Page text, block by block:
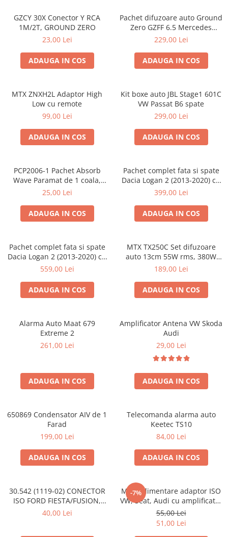
GZCY 30X Conector Y RCA
1M/2T, GROUND ZERO
23,00 Lei
ADAUGA IN COS
Pachet difuzoare auto Ground
Zero GZFF 6.5 Mercedes
Vito/Viano/Sprinter
229,00 Lei
ADAUGA IN COS
MTX ZNXH2L Adaptor High
Low cu remote
99,00 Lei
ADAUGA IN COS
Kit boxe auto JBL Stage1 601C
VW Passat B6 spate
299,00 Lei
ADAUGA IN COS
PCP2006-1 Pachet Absorb
Wave Paramat de 1 coala,
spuma de 16mm grosime,
25,00 Lei
ADAUGA IN COS
Pachet complet fata si spate
Dacia Logan 2 (2013-2020) cu
boxe Ground Zero Ferrum
399,00 Lei
ADAUGA IN COS
Pachet complet fata si spate
Dacia Logan 2 (2013-2020) cu
boxe Ground Zero Ferrum
559,00 Lei
ADAUGA IN COS
MTX TX250C Set difuzoare
auto 13cm 55W rms, 380W
peak
189,00 Lei
ADAUGA IN COS
Alarma Auto Maat 679
Extreme 2
261,00 Lei
ADAUGA IN COS
Amplificator Antena VW Skoda
Audi
29,00 Lei
ADAUGA IN COS
650869 Condensator AIV de 1
Farad
199,00 Lei
ADAUGA IN COS
Telecomanda alarma auto
Keetec TS10
84,00 Lei
ADAUGA IN COS
30.542 (1119-02) CONECTOR
ISO FORD FIESTA/FUSION,
2002-2005
40,00 Lei
-7%
Mufa alimentare adaptor ISO
VW, Seat, Audi cu amplificator
antena
55,00 Lei
51,00 Lei